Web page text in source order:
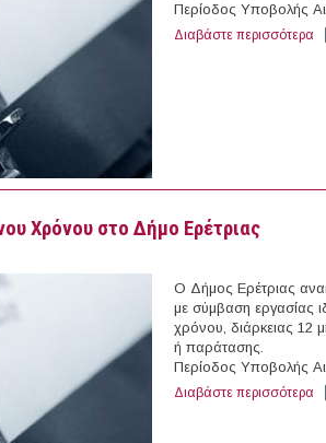
Περίοδος Υποβολής
Διαβάστε περισσότερα
Χρόνου στο Δήμο Ερέτριας
Ο Δήμος Ερέτριας
με σύμβαση εργασίας
χρόνου, διάρκειας 12
ή παράτασης.
Περίοδος Υποβολής
Διαβάστε περισσότερα